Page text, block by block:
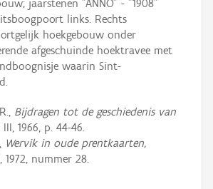
jaarstenen "ANNO" - "1908"
links. Rechts
hoekgebouw onder
afgeschuinde hoektravee met
waarin Sint-
Bijdragen tot de geschiedenis van
1966, p. 44-46.
Wervik in oude prentkaarten,
1972, nummer 28.